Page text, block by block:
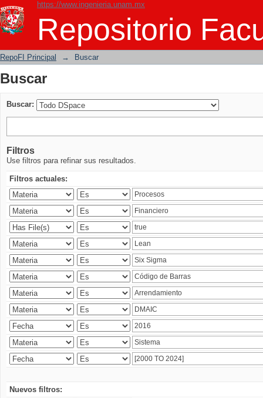
https://www.ingenieria.unam.mx
Repositorio
Buscar
RepoFI Principal → Buscar
Buscar
Buscar:
Filtros
Use filtros para refinar sus resultados.
Filtros actuales:
Nuevos filtros: